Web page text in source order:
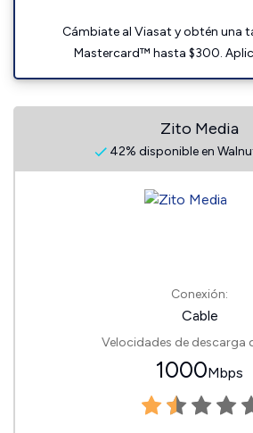
Cámbiate al Viasat y obtén una
Mastercard™ hasta $300.
Zito Media
42% disponible en
Conexión:
Cable
Velocidades de descarga
1000Mbps